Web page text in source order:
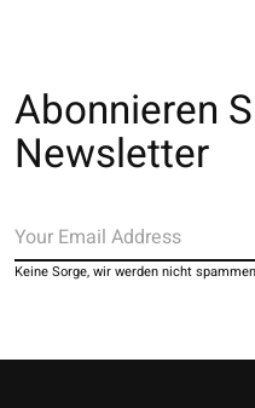
Abonnieren
Newsletter
Keine Sorge, wir werden nicht spammen